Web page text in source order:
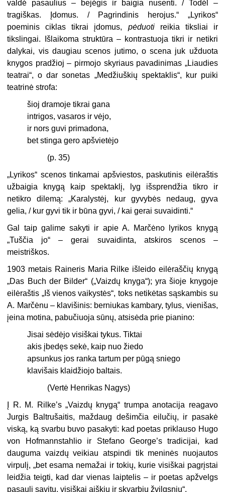
valdė pasaulius – bejėgis ir baigia nusenti. / Todėl –
tragiškas. Įdomus. / Pagrindinis herojus.“ „Lyrikos“
poeminis ciklas tikrai įdomus, pėduotireikia tiksliai ir
tikslingai. Išlaikoma struktūra – kontrastuoja tikri ir netikri
dalykai, vis daugiau scenos jutimo, o scena juk užduota
knygos pradžioj – pirmojo skyriaus pavadinimas „Liaudies
teatrai“, o dar sonetas „Medžiuškių spektaklis“, kur puiki
teatrinė strofa:
šioj dramoje tikrai gana
intrigos, vasaros ir vėjo,
ir nors guvi primadona,
bet stinga gero apšvietėjo
(p. 35)
„Lyrikos“ scenos tinkamai apšviestos, paskutinis eilėraštis
užbaigia knygą kaip spektaklį, lyg išsprendžia tikro ir
netikro dilemą: „Karalystėj, kur gyvybės nedaug, gyva
gelia, / kur gyvi tik ir būna gyvi, / kai gerai suvaidinti.“
Gal taip galime sakyti ir apie A. Marčėno lyrikos knygą
„Tuščia jo“ – gerai suvaidinta, atskiros scenos –
meistriškos.
1903 metais Raineris Maria Rilke išleido eilėraščių knygą
„Das Buch der Bilder“ („Vaizdų knyga“); yra šioje knygoje
eilėraštis „Iš vienos vaikystės“, toks netikėtas sąskambis su
A. Marčėnu – klavišinis: berniukas kambary, tylus, vienišas,
įeina motina, pabučiuoja sūnų, atsisėda prie pianino:
Jisai sėdėjo visiškai tykus. Tiktai
akis įbedęs sekė, kaip nuo žiedo
apsunkus jos ranka tartum per pūgą sniego
klavišais klaidžiojo baltais.
(Vertė Henrikas Nagys)
Į R. M. Rilke’s „Vaizdų knygą“ trumpa anotacija reagavo
Jurgis Baltrušaitis, maždaug dešimčia eilučių, ir pasakė
viską, ką svarbu buvo pasakyti: kad poetas priklauso Hugo
von Hofmannstahlio ir Stefano George’s tradicijai, kad
dauguma vaizdų veikiau atspindi tik meninės nuojautos
virpulį, „bet esama nemažai ir tokių, kurie visiškai pagrįstai
leidžia teigti, kad dar vienas laiptelis – ir poetas apžvelgs
pasaulį savitu, visiškai aiškiu ir skvarbiu žvilgsniu“.